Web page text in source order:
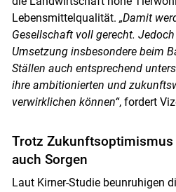
Lebensmittelqualität. „Damit
Gesellschaft voll gerecht.
Umsetzung insbesondere beim
Ställen auch entsprechend
ihre ambitionierten und
verwirklichen können“, fordert
Trotz Zukunftsoptimismus
auch Sorgen
Laut Kirner-Studie beunruhigen